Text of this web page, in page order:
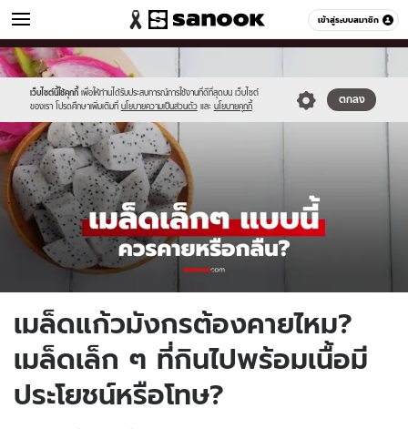
เข้าสู่ระบบสมาชิก
ผู้หญิง หมวดอื่นๆ
เว็บไซต์นี้ใช้คุกกี้ เพื่อให้ท่านได้รับประสบการณ์การใช้งานที่ดีที่สุดบน เว็บไซต์
ของเรา โปรดศึกษาเพิ่มเติมที่ นโยบายความเป็นส่วนตัว และ นโยบายคุกกี้
ตกลง
Sanook
//s.isanook.com/sr/0/images/logo-
new-
sanook.png
600
60
//s.isanook.com/wo/0/ud/51/259365/dragon.jpg
เมล็ดแก้วมังกรต้องคายไหม?
เมล็ดเล็ก ๆ ที่กินไปพร้อมเนื้อมี
ประโยชน์หรือโทษ?